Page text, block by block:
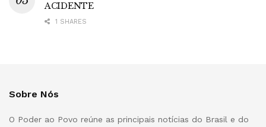
ACIDENTE
1 SHARES
Sobre Nós
O Poder ao Povo reúne as principais notícias do Brasil e do